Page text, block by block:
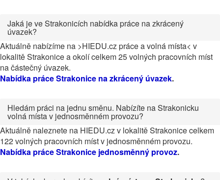
Jaká je ve Strakonicích nabídka práce na zkrácený
úvazek?
Aktuálně nabízíme na >HIEDU.cz práce a volná místa< v
lokalitě Strakonice a okolí celkem 25 volných pracovních míst
na částečný úvazek.
Nabídka práce Strakonice na zkrácený úvazek.
Hledám práci na jednu směnu. Nabízíte na Strakonicku
volná místa v jednosměnném provozu?
Aktuálně naleznete na HIEDU.cz v lokalitě Strakonice celkem
122 volných pracovních míst v jednosměnném provozu.
Nabídka práce Strakonice jednosměnný provoz.